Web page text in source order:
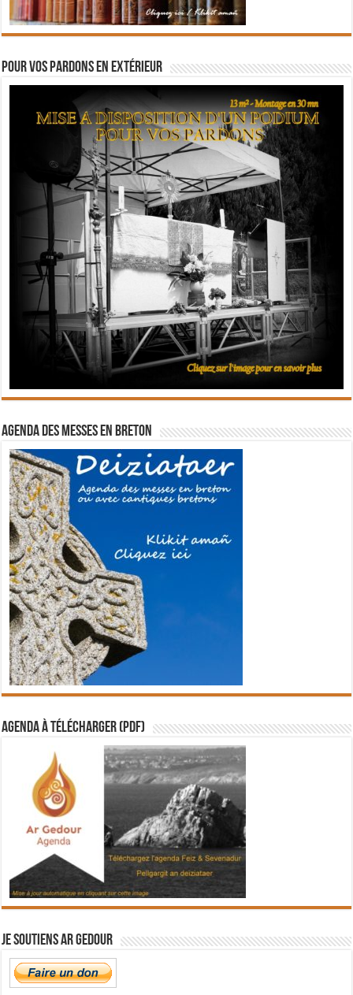
Pour vos pardons en extérieur
Agenda des messes en breton
Agenda à télécharger (PDF)
Je soutiens Ar Gedour